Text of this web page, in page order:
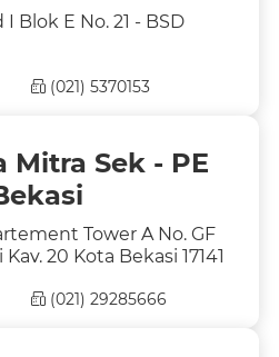
Blok E No. 21 - BSD
(021) 5370153
Mitra Sek - PE
Tower A No. GF
20 Kota Bekasi 17141
(021) 29285666